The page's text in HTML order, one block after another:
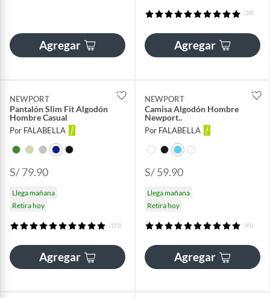
Agregar
(20)
Agregar
NEWPORT
Pantalón Slim Fit Algodón
Hombre Casual
Por FALABELLA
S/ 79.90
Llega mañana
Retira hoy
(151)
Agregar
NEWPORT
Camisa Algodón Hombre
Newport..
Por FALABELLA
S/ 59.90
Llega mañana
Retira hoy
(41)
Agregar